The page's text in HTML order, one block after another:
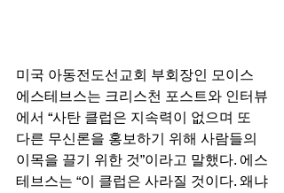
미국 아동전도선교회 부회장인 모이스
에스테브스는 크리스천 포스트와 인터뷰
에서 “사탄 클럽은 지속력이 없으며 또
다른 무신론을 홍보하기 위해 사람들의
이목을 끌기 위한 것”이라고 말했다. 에스
테브스는 “이 클럽은 사라질 것이다. 왜냐